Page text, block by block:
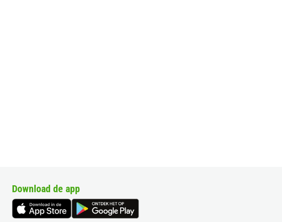
Download de app